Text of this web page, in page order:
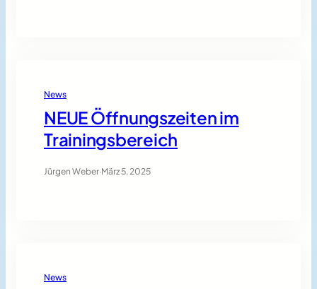
News
NEUE Öffnungszeiten im
Trainingsbereich
Jürgen Weber·März 5, 2025
News